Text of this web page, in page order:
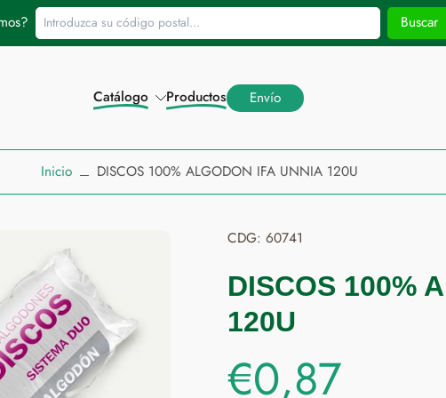
Introduzca su código postal...
Buscar
Catálogo
Productos Envío
Inicio DISCOS 100% ALGODON IFA UNNIA 120U
CDG: 60741
DISCOS 100%
120U
€0,87